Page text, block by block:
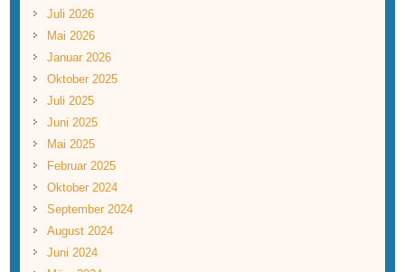
Juli 2026
Mai 2026
Januar 2026
Oktober 2025
Juli 2025
Juni 2025
Mai 2025
Februar 2025
Oktober 2024
September 2024
August 2024
Juni 2024